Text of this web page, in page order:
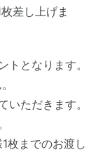
差し上げま
となります。
ただきます。
枚までのお渡し